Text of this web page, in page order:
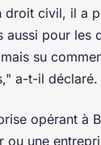
civil, il a
pour les
su
a-t-il déclaré.
opérant à
une